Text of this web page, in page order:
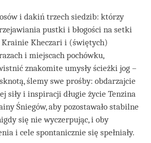
i dakiń trzech siedzib: którzy
pustki i błogości na setki
Krainie Kheczari i (świętych)
i miejscach pochówku,
znakomite umysły ścieżki jog –
ślemy swe prośby: obdarzajcie
siły i inspiracji długie życie Tenzina
Śniegów, aby pozostawało stabilne
się nie wyczerpując, i oby
i cele spontanicznie się spełniały.